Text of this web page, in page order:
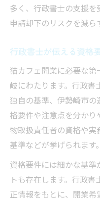
多く、行政書士の支援
申請却下のリスクを減ら
行政書士が伝える資格
猫カフェ開業に必要な
岐にわたります。行政
独自の基準、伊勢崎市
格要件や注意点を分かり
物取扱責任者の資格や
基準などが挙げられます。
資格要件には細かな基
トも存在します。行政
正情報をもとに、開業